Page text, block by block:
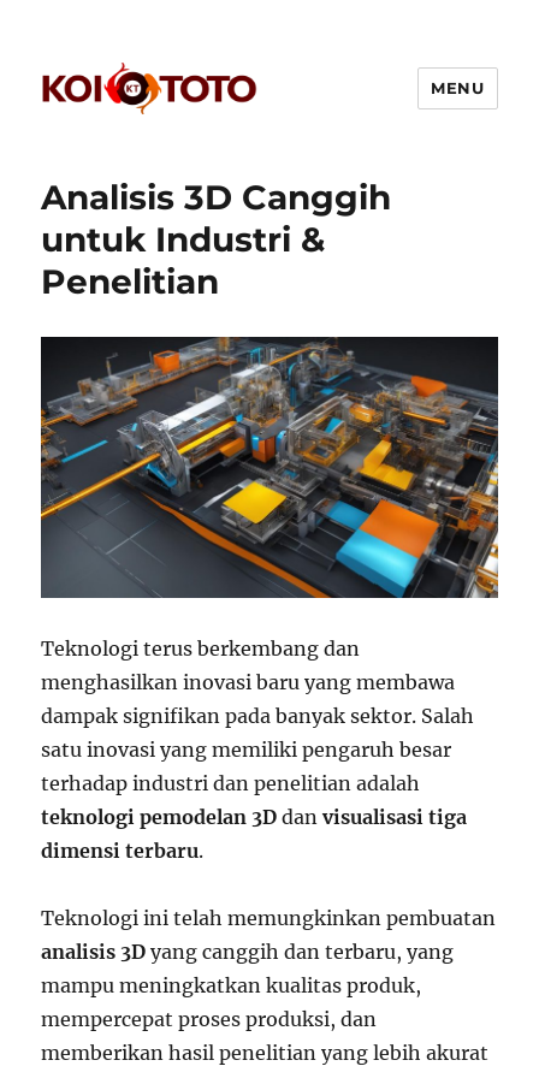
MENU
Analisis 3D Canggih
untuk Industri &
Penelitian
Teknologi terus berkembang dan
menghasilkan inovasi baru yang membawa
dampak signifikan pada banyak sektor. Salah
satu inovasi yang memiliki pengaruh besar
terhadap industri dan penelitian adalah
teknologi pemodelan 3D danvisualisasi tiga
dimensi terbaru.
Teknologi ini telah memungkinkan pembuatan
analisis 3D yang canggih dan terbaru, yang
mampu meningkatkan kualitas produk,
mempercepat proses produksi, dan
memberikan hasil penelitian yang lebih akurat